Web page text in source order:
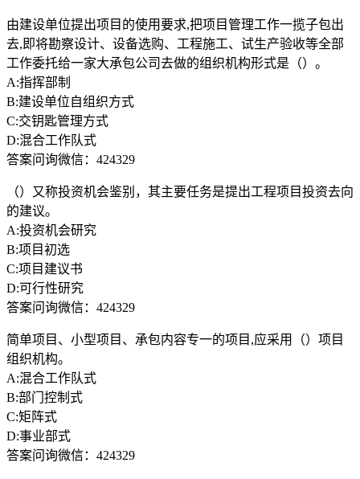
由建设单位提出项目的使用要求,把项目管理工作一揽子包出
去,即将勘察设计、设备选购、工程施工、试生产验收等全部
工作委托给一家大承包公司去做的组织机构形式是（）。
A:指挥部制
B:建设单位自组织方式
C:交钥匙管理方式
D:混合工作队式
答案问询微信：424329
（）又称投资机会鉴别，其主要任务是提出工程项目投资去向
的建议。
A:投资机会研究
B:项目初选
C:项目建议书
D:可行性研究
答案问询微信：424329
简单项目、小型项目、承包内容专一的项目,应采用（）项目
组织机构。
A:混合工作队式
B:部门控制式
C:矩阵式
D:事业部式
答案问询微信：424329